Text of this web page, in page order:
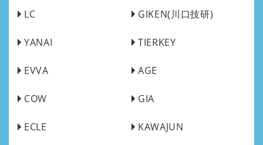
LC GIKEN(川口技研)
YANAI TIERKEY
EVVA AGE
COW GIA
ECLE KAWAJUN